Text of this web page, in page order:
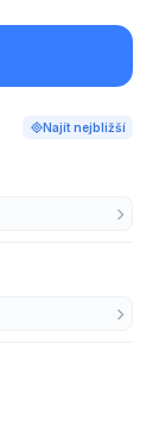
Najít nejbližší